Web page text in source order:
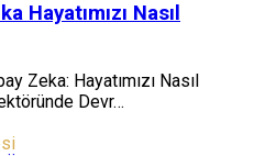
Hayatımızı Nasıl
Zeka: Hayatımızı Nasıl
Devr…